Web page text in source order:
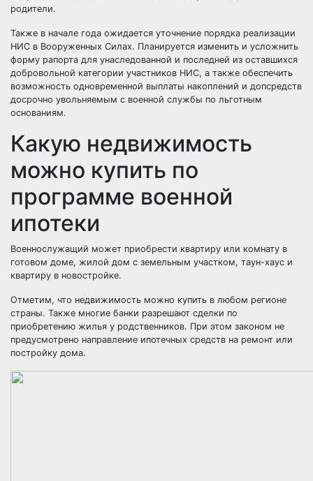
родители.
Также в начале года ожидается уточнение порядка реализации
НИС в Вооруженных Силах. Планируется изменить и усложнить
форму рапорта для унаследованной и последней из оставшихся
добровольной категории участников НИС, а также обеспечить
возможность одновременной выплаты накоплений и допсредств
досрочно увольняемым с военной службы по льготным
основаниям.
Какую недвижимость
можно купить по
программе военной
ипотеки
Военнослужащий может приобрести квартиру или комнату в
готовом доме, жилой дом с земельным участком, таун-хаус и
квартиру в новостройке.
Отметим, что недвижимость можно купить в любом регионе
страны. Также многие банки разрешают сделки по
приобретению жилья у родственников. При этом законом не
предусмотрено направление ипотечных средств на ремонт или
постройку дома.